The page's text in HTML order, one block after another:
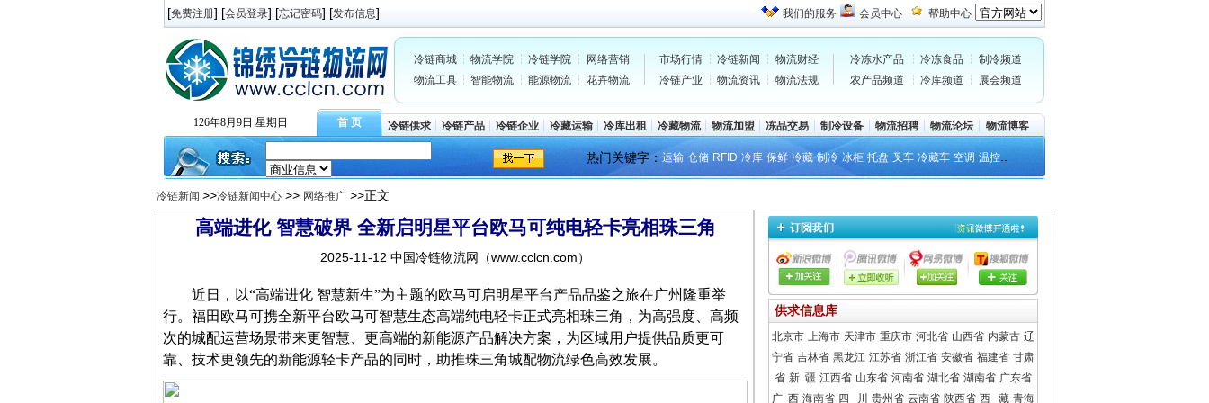
[免费注册] [会员登录] [忘记密码] [发布信息] 我们的服务 会员中心 帮助中心
冷链商城 物流学院 冷链学院
网络营销
物流工具
智能物流 能源物流 花卉物流
市场行情 冷链新闻
物流财经
冷链产业
物流资讯 物流法规
冷冻水产品 冷冻食品
制冷频道
农产品频道
冷库频道 展会频道
126年8月9日 星期日 首 页 冷链供求 冷链产品 冷链企业 冷藏运输 冷库出租 冷藏物流 物流加盟 冻品交易 制冷设备 物流招聘 物流论坛 物流博客
热门关键字： 运输 仓储 RFID 冷库 保鲜 冷藏 制冷 冰柜 托盘 叉车 冷藏车 空调 温控
冷链新闻 >>冷链新闻中心 >> 网络推广 >>正文
高端进化 智慧破界 全新启明星平台欧马可纯电轻卡亮相珠三角
2025-11-12 中国冷链物流网（www.cclcn.com）
近日 ，以“高端进化 智慧新生”为主题的欧马可启明星平台产品品鉴之旅在广州隆重举
行。福田欧马可携全新平台 欧马可智慧生态高端纯电轻卡正式亮相珠三角，为高强度、高频
次的城配运营场景带来更智慧、更高端的新能源产品解决方案，为区域用户提供品质更可
靠、技术更领先的新能源轻卡产品的同时，助推珠三角城配物流绿色高效发展。
供求信息库
北京市 上海市 天津市 重庆市 河北省 山西省 内蒙古 辽
宁省 吉林省 黑龙江 江苏省 浙江省 安徽省 福建省 甘肃
省 新 疆 江西省 山东省 河南省 湖北省 湖南省 广东省
广 西 海南省 四 川 贵州省 云南省 陕西省 西 藏 青海